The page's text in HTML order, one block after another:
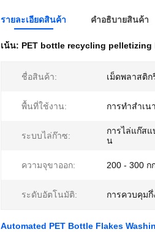
รายละเอียดสินค้า คําอธิบายสินค้า
เน้น: PET bottle recycling pelletizing
ชื่อสินค้า: เม็ดพลาสติก
พื้นที่ใช้งาน: การทำสำเ
ระบบไล่ก๊าซ:
การไล่แก๊ส
น
ความจุขาออก: 200 - 300 ก
ระดับอัตโนมัติ: การควบคุม
Automated PET Bottle Flakes